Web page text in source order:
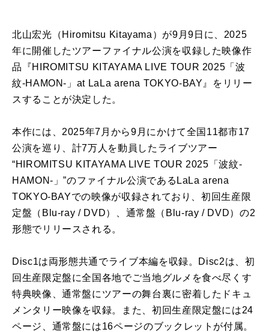
北山宏光（Hiromitsu Kitayama）が9月9日に、 2025
年に開催したツアーファイナル公演を収録した映像作
品『HIROMITSU KITAYAMA LIVE TOUR 2025「波
紋-HAMON-」at LaLa arena TOKYO-BAY』をリリー
スすることが決定した。
本作には、 2025年7月から9月にかけて全国11都市17
公演を巡り、 計7万人を動員したライブツアー
“HIROMITSU KITAYAMA LIVE TOUR 2025「波紋-
HAMON-」”のファイナル公演であるLaLa arena
TOKYO-BAYでの映像が収録されており、初回生産限
定盤（ Blu-ray / DVD）、通常盤（Blu-ray / DVD）の2
形態でリリースされる。
Disc1は両形態共通でライブ本編を収録。Disc2は、 初
回生産限定盤に全国各地でご当地グルメを食べ尽くす
特典映像、通常盤にツアーの舞台裏に密着したドキュ
メンタリー映像を収録。
また、初回生産限定盤には24
ページ、 通常盤には16ページのブックレットが付属。